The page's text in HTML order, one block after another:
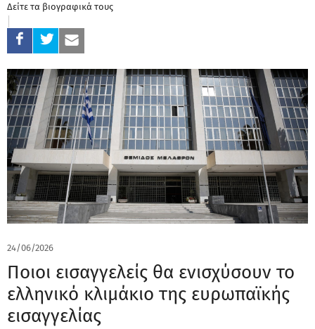
Δείτε τα βιογραφικά τους
24/06/2026
Ποιοι εισαγγελείς θα ενισχύσουν το
ελληνικό κλιμάκιο της ευρωπαϊκής
εισαγγελίας